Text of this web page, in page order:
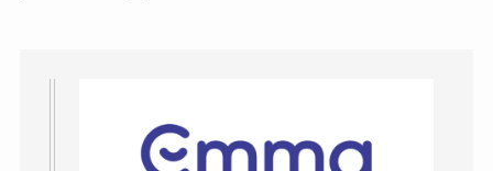
ミ・評判は実際ど